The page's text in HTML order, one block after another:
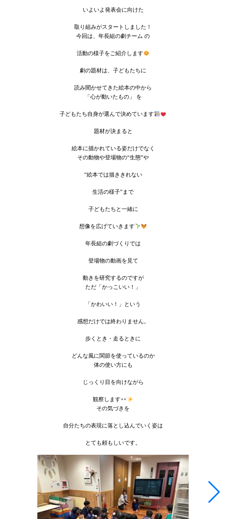
いよいよ発表会に向けた
取り組みがスタートしました！
今回は、年長組の劇チーム の
活動の様子をご紹介します
劇の題材は、子どもたちに
読み聞かせてきた絵本の中から
「心が動いたもの」 を
子どもたち自身が選んで決めています
題材が決まると
絵本に描かれている姿だけでなく
その動物や登場物の“生態”や
“絵本では描ききれない
生活の様子”まで
子どもたちと一緒に
想像を広げていきます
年長組の劇づくりでは
登場物の動画を見て
動きを研究するのですが
ただ「かっこいい！」
「かわいい！」という
感想だけでは終わりません。
歩くとき・走るときに
どんな風に関節を使っているのか
体の使い方にも
じっくり目を向けながら
観察します
その気づきを
自分たちの表現に落とし込んでいく姿は
とても頼もしいです。